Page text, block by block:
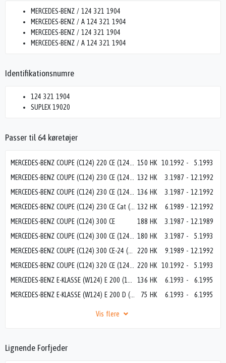
Lignende Forfjeder
MERCEDES-BENZ / 124 321 1904
MERCEDES-BENZ / A 124 321 1904
MERCEDES-BENZ / 124 321 1904
MERCEDES-BENZ / A 124 321 1904
Identifikationsnumre
124 321 1904
SUPLEX 19020
Passer til 64 køretøjer
150 HK 10.1992 -
5.1993
132 HK 3.1987 - 12.1992
136 HK 3.1987 - 12.1992
132 HK 6.1989 - 12.1992
MERCEDES-BENZ COUPE (C124) 300 CE
188 HK 3.1987 - 12.1989
180 HK 3.1987 -
5.1993
220 HK 9.1989 - 12.1992
220 HK 10.1992 -
5.1993
136 HK 6.1993 -
6.1995
75 HK 6.1993 - 6.1995
Vis flere